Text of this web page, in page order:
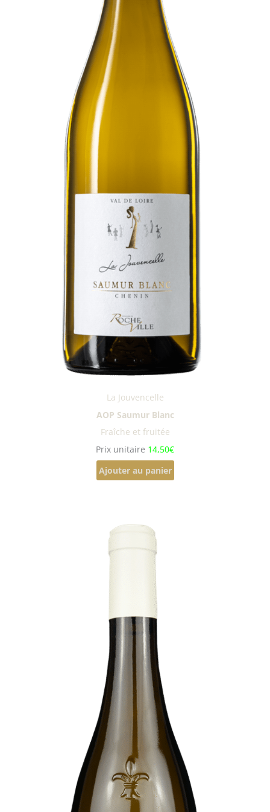
La Jouvencelle
AOP Saumur Blanc
Fraîche et fruitée
Prix unitaire 14,50€
Ajouter au panier